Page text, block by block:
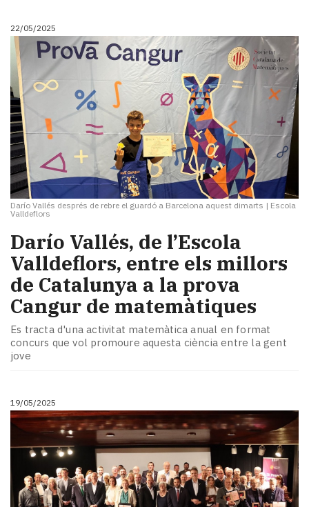
22/05/2025
Darío Vallés després de rebre el guardó a Barcelona aquest dimarts | Escola
Valldeflors
Darío Vallés, de l’Escola
Valldeflors, entre els millors
de Catalunya a la prova
Cangur de matemàtiques
Es tracta d'una activitat matemàtica anual en format
concurs que vol promoure aquesta ciència entre la gent
jove
19/05/2025